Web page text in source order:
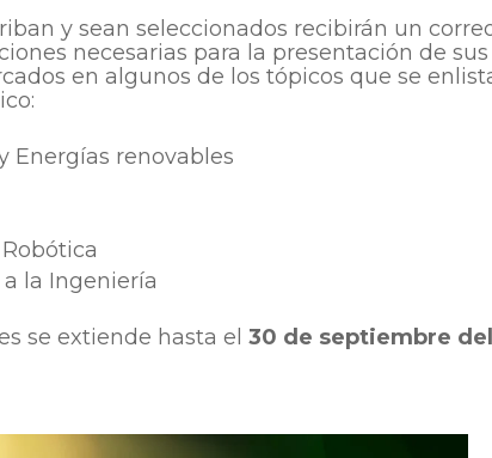
y sean seleccionados recibirán un
necesarias para la presentación de sus
en algunos de los tópicos que se
Energías renovables
la Ingeniería
se extiende hasta el 30 de septiembre